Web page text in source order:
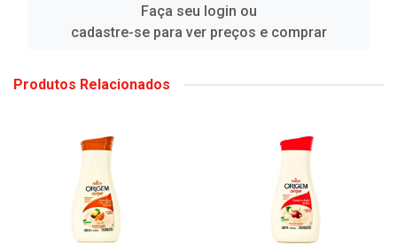
Faça seu login ou
cadastre-se para ver preços e comprar
Produtos Relacionados